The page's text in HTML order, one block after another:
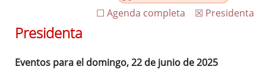
☒ Presidenta
☐ Agenda completa
Presidenta
Eventos para el domingo, 22 de junio de 2025